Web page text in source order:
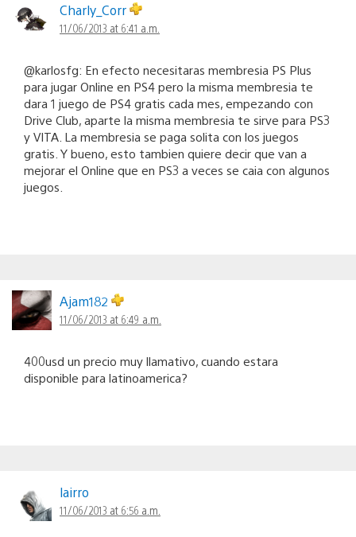
Charly_Corr
11/06/2013 at 6:41 a.m.
@karlosfg: En efecto necesitaras membresia PS Plus
para jugar Online en PS4 pero la misma membresia te
dara 1 juego de PS4 gratis cada mes, empezando con
Drive Club, aparte la misma membresia te sirve para PS3
y VITA. La membresia se paga solita con los juegos
gratis. Y bueno, esto tambien quiere decir que van a
mejorar el Online que en PS3 a veces se caia con algunos
juegos.
Ajam182
11/06/2013 at 6:49 a.m.
400usd un precio muy llamativo, cuando estara
disponible para latinoamerica?
lairro
11/06/2013 at 6:56 a.m.